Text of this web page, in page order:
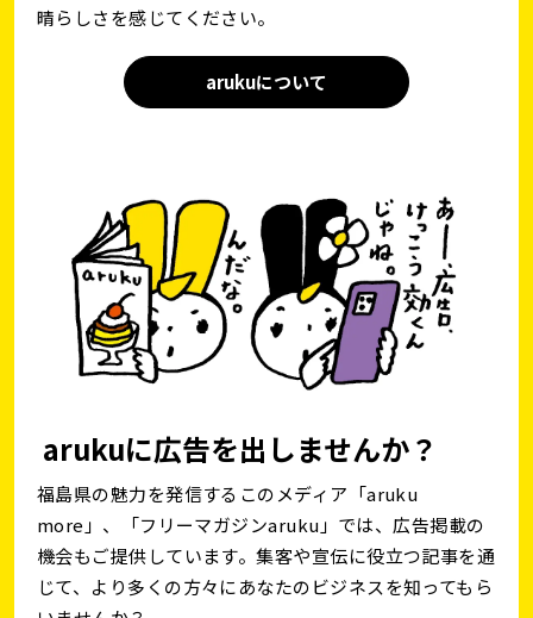
晴らしさを感じてください。
arukuについて
arukuに広告を出しませんか？
福島県の魅力を発信するこのメディア「aruku
more」、「フリーマガジンaruku」では、広告掲載の
機会もご提供しています。集客や宣伝に役立つ記事を通
じて、より多くの方々にあなたのビジネスを知ってもら